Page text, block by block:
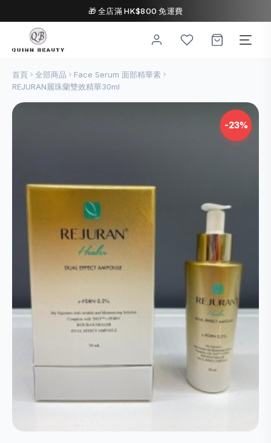
🎁 全店滿 HK$800 免運費
首頁 全部商品
Face Serum 面部精華素
REJURAN麗珠蘭雙效精華30ml
-23%